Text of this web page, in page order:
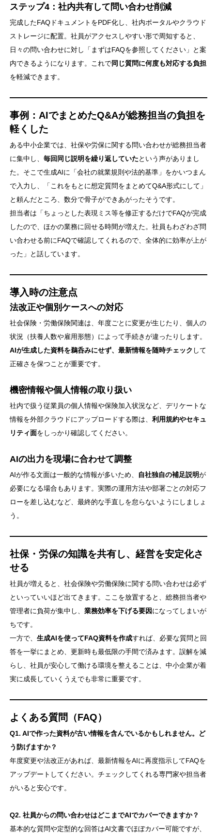
ステップ4：社内共有して問い合わせ削減
完成したFAQドキュメントをPDF化し、社内ポータルやクラウド
ストレージに配置。社員がアクセスしやすい形で周知すると、
日々の問い合わせに対し「まずはFAQを参照してください」と案
内できるようになります。これで同じ質問に何度も対応する負担
を軽減できます。
事例：AIでまとめたQ&Aが総務担当の負担を
軽くした
ある中小企業では、社保や労保に関する問い合わせが総務担当者
に集中し、 毎回同じ説明を繰り返していたという声がありまし
た。そこで生成AIに「会社の就業規則や法的基準」をかいつまん
で入力し、「これをもとに想定質問をまとめてQ&A形式にして」
と頼んだところ、数分で骨子ができあがったそうです。
担当者は「ちょっとした表現ミス等を修正するだけでFAQが完成
したので、ほかの業務に回せる時間が増えた。社員もわざわざ問
い合わせる前にFAQで確認してくれるので、全体的に効率が上が
った」と話しています。
導入時の注意点
法改正や個別ケースへの対応
社会保険・労働保険関連は、年度ごとに変更が生じたり、個人の
状況（扶養人数や雇用形態）によって手続きが違ったりします。
AIが生成した資料を鵜呑みにせず、最新情報を随時チェック して
正確さを保つことが重要です。
機密情報や個人情報の取り扱い
社内で扱う従業員の個人情報や保険加入状況など、デリケートな
情報を外部クラウドにアップロードする際は、 利用規約やセキュ
リティ面をしっかり確認してください。
AIの出力を現場に合わせて調整
AIが作る文面は一般的な情報が多いため、 自社独自の補足説明が
必要になる場合もあります。実際の運用方法や部署ごとの対応フ
ローを差し込むなど、最終的な手直しを怠らないようにしましょ
う。
社保・労保の知識を共有し、経営を安定化さ
せる
社員が増えると、社会保険や労働保険に関する問い合わせは必ず
といっていいほど出てきます。ここを放置すると、総務担当者や
管理者に負荷が集中し、 業務効率を下げる要因になってしまいが
ちです。
一方で、 生成AIを使ってFAQ資料を作成すれば、必要な質問と回
答を一挙にまとめ、更新時も最低限の手間で済みます。誤解を減
らし、社員が安心して働ける環境を整えることは、中小企業が着
実に成長していくうえでも非常に重要です。
よくある質問（FAQ）
Q1. AIで作った資料が古い情報を含んでいるかもしれません。ど
う防げますか？
年度変更や法改正があれば、最新情報をAIに再度指示してFAQを
アップデートしてください。チェックしてくれる専門家や担当者
がいると安心です。
Q2. 社員からの問い合わせはどこまでAIでカバーできますか？
基本的な質問や定型的な回答はAI文書でほぼカバー可能ですが、